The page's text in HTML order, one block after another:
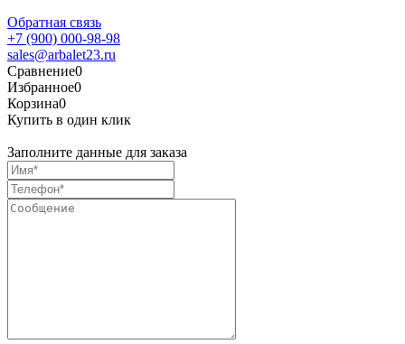
Обратная связь
+7 (900) 000-98-98
sales@arbalet23.ru
Сравнение0
Избранное0
Корзина0
Купить в один клик
Заполните данные для заказа